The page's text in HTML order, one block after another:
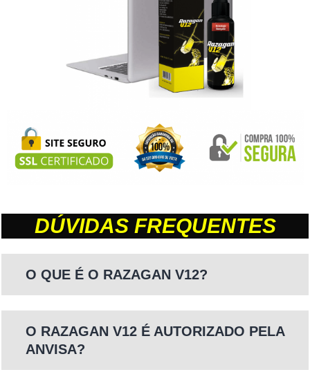
DÚVIDAS FREQUENTES
O QUE É O RAZAGAN V12?
O RAZAGAN V12 É AUTORIZADO PELA
ANVISA?